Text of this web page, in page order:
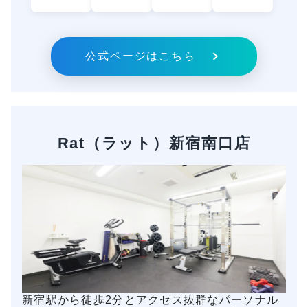
公式ページはこちら
Rat（ラット）新宿南口店
新宿駅から徒歩2分とアクセス抜群なパーソナル